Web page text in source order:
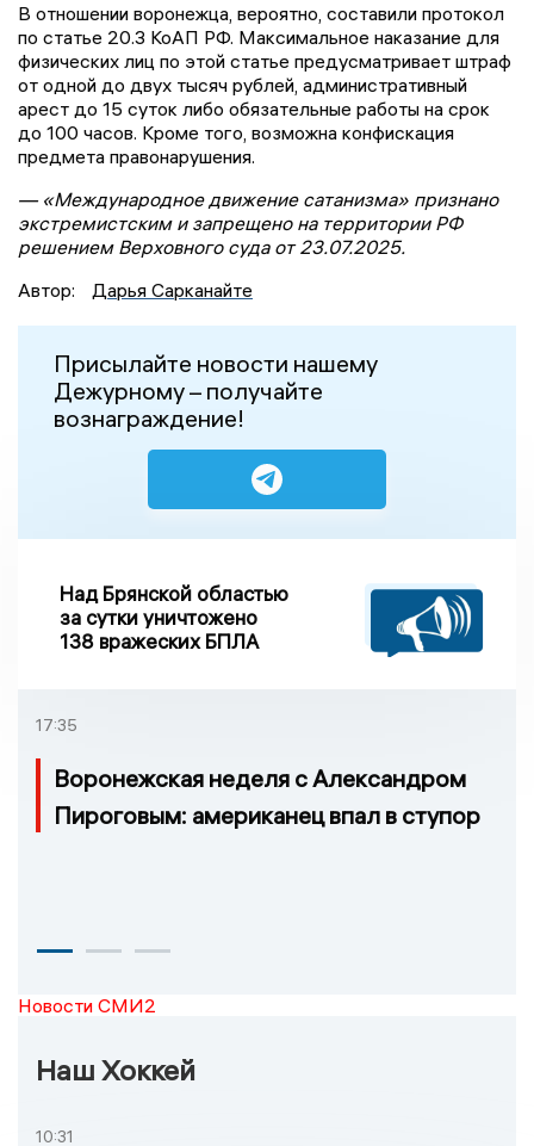
В отношении воронежца, вероятно, составили протокол
по статье 20.3 КоАП РФ. Максимальное наказание для
физических лиц по этой статье предусматривает штраф
от одной до двух тысяч рублей, административный
арест до 15 суток либо обязательные работы на срок
до 100 часов. Кроме того, возможна конфискация
предмета правонарушения.
— «Международное движение сатанизма» признано
экстремистским и запрещено на территории РФ
решением Верховного суда от 23.07.2025.
Автор:
Дарья Сарканайте
Присылайте новости нашему
Дежурному – получайте
вознаграждение!
Над Брянской областью
за сутки уничтожено
138 вражеских БПЛА
17:35
Воронежская неделя с Александром
Пироговым: американец впал в ступор
Новости СМИ2
Наш Хоккей
10:31